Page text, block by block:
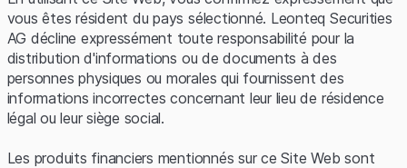
Erreur du serveur.
vous êtes résident du pays sélectionné. Leonteq Securities
AG décline expressément toute responsabilité pour la
distribution d'informations ou de documents à des
personnes physiques ou morales qui fournissent des
informations incorrectes concernant leur lieu de résidence
légal ou leur siège social.
Les produits financiers mentionnés sur ce Site Web sont